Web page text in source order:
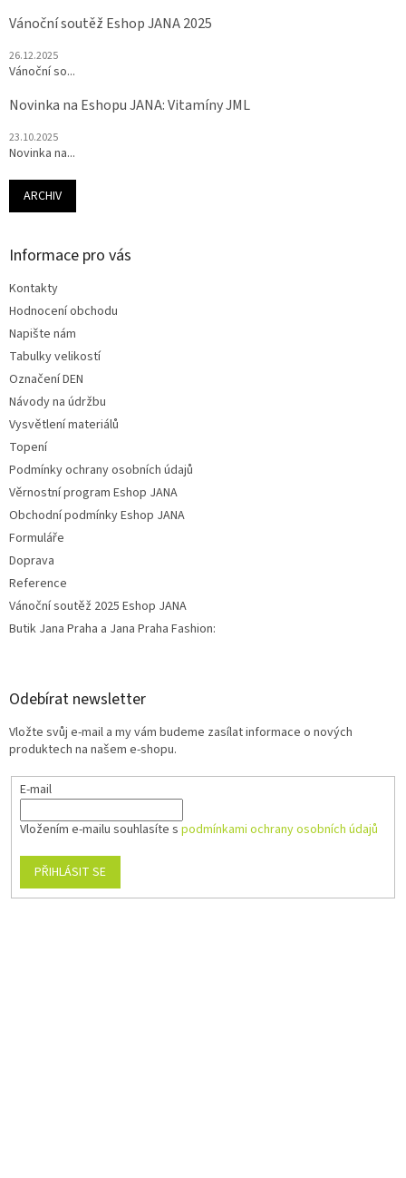
Vánoční soutěž Eshop JANA 2025
26.12.2025
Vánoční so...
Novinka na Eshopu JANA: Vitamíny JML
23.10.2025
Novinka na...
ARCHIV
Informace pro vás
Kontakty
Hodnocení obchodu
Napište nám
Tabulky velikostí
Označení DEN
Návody na údržbu
Vysvětlení materiálů
Topení
Podmínky ochrany osobních údajů
Věrnostní program Eshop JANA
Obchodní podmínky Eshop JANA
Formuláře
Doprava
Reference
Vánoční soutěž 2025 Eshop JANA
Butik Jana Praha a Jana Praha Fashion:
Odebírat newsletter
Vložte svůj e-mail a my vám budeme zasílat informace o nových
produktech na našem e-shopu.
E-mail
Vložením e-mailu souhlasíte s podmínkami ochrany osobních údajů
PŘIHLÁSIT SE